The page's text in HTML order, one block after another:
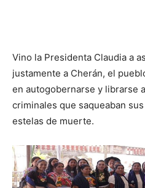
Vino la Presidenta Claudia a
justamente a Cherán, el
en autogobernarse y librarse
criminales que saqueaban
estelas de muerte.